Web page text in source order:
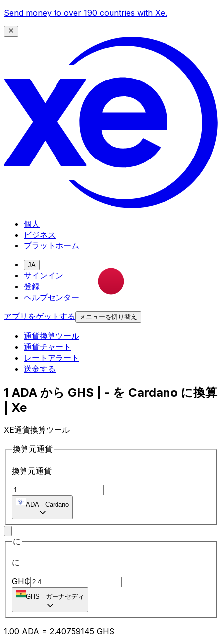
Send money to over 190 countries with Xe.
個人
ビジネス
プラットホーム
JA
サインイン
登録
ヘルプセンター
アプリをゲットする
メニューを切り替え
通貨換算ツール
通貨チャート
レートアラート
送金する
1 ADA から GHS | - を Cardano に換算
| Xe
XE通貨換算ツール
換算元通貨
換算元通貨
ADA - Cardano
に
に
GH₵
GHS - ガーナセディ
1.00 ADA = 2.40759145 GHS